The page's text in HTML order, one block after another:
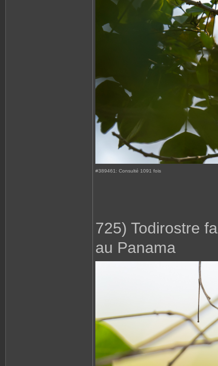
#389461: Consulté 1091 fois
725) Todirostre
au Panama